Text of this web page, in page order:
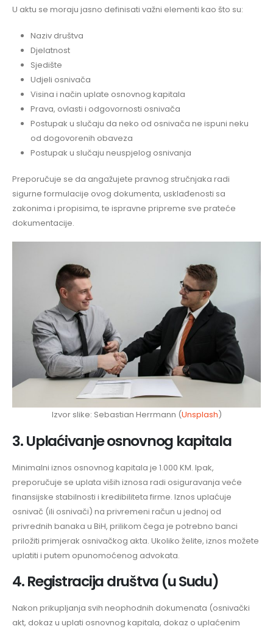
U aktu se moraju jasno definisati važni elementi kao što su:
Naziv društva
Djelatnost
Sjedište
Udjeli osnivača
Visina i način uplate osnovnog kapitala
Prava, ovlasti i odgovornosti osnivača
Postupak u slučaju da neko od osnivača ne ispuni neku
od dogovorenih obaveza
Postupak u slučaju neuspjelog osnivanja
Preporučuje se da angažujete pravnog stručnjaka radi
sigurne formulacije ovog dokumenta, usklađenosti sa
zakonima i propisima, te ispravne pripreme sve prateće
dokumentacije.
Izvor slike: Sebastian Herrmann (Unsplash)
3. Uplaćivanje osnovnog kapitala
Minimalni iznos osnovnog kapitala je 1.000 KM. Ipak,
preporučuje se uplata viših iznosa radi osiguravanja veće
finansijske stabilnosti i kredibiliteta firme. Iznos uplaćuje
osnivač (ili osnivači) na privremeni račun u jednoj od
privrednih banaka u BiH, prilikom čega je potrebno banci
priložiti primjerak osnivačkog akta. Ukoliko želite, iznos možete
uplatiti i putem opunomoćenog advokata.
4. Registracija društva (u Sudu)
Nakon prikupljanja svih neophodnih dokumenata (osnivački
akt, dokaz u uplati osnovnog kapitala, dokaz o uplaćenim